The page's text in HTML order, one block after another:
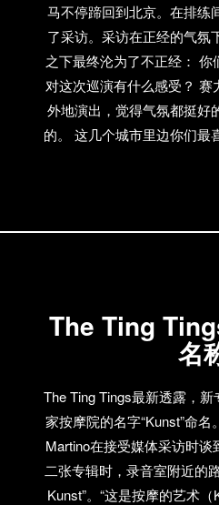
线：地铁天安门西站B口出
活动地址： http://
在线试听： http://
马不停蹄回到北京。在排练
了采访。采访在正经的气氛
之下最终沦为了不正经： 你
对这次巡演有什么感受？
外地演出，觉得气氛都挺好
的。 这几个城市里边你们最
事儿么？你们不是说期待着
后…大家都喝多了… 你们酒
是还都挺爱喝的。不是多能
欢什么服装品牌来演绎这“
Monday以外。 赛力：啊？
个就买不起别的了 赛力：
什么特别
The Ting
名
The Ting Tings最新透露，
家按摩院的名字“Kunst”命
Martino在接受媒体采访时
二张专辑时，录音室附近的
Kunst”。“这是按摩的艺术